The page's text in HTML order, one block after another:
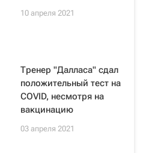
10 апреля 2021
Тренер "Далласа" сдал
положительный тест на
COVID, несмотря на
вакцинацию
03 апреля 2021